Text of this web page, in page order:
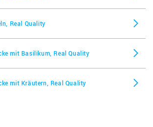
Real Quality
mit Basilikum, Real Quality
mit Kräutern, Real Quality